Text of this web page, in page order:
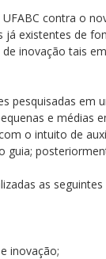
contra o
existentes de
inovação tais
pesquisadas
e médias
o intuito de
as
inovação;